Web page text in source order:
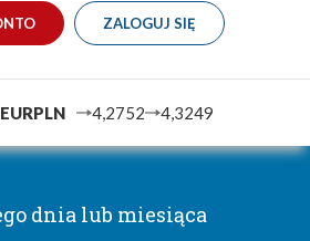
ZALOGUJ SIĘ
EURPLN 4,2752 4,3249
dnia lub miesiąca